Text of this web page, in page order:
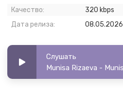
Качество:
320 kbps
Дата релиза:
08.05.2026
Слушать